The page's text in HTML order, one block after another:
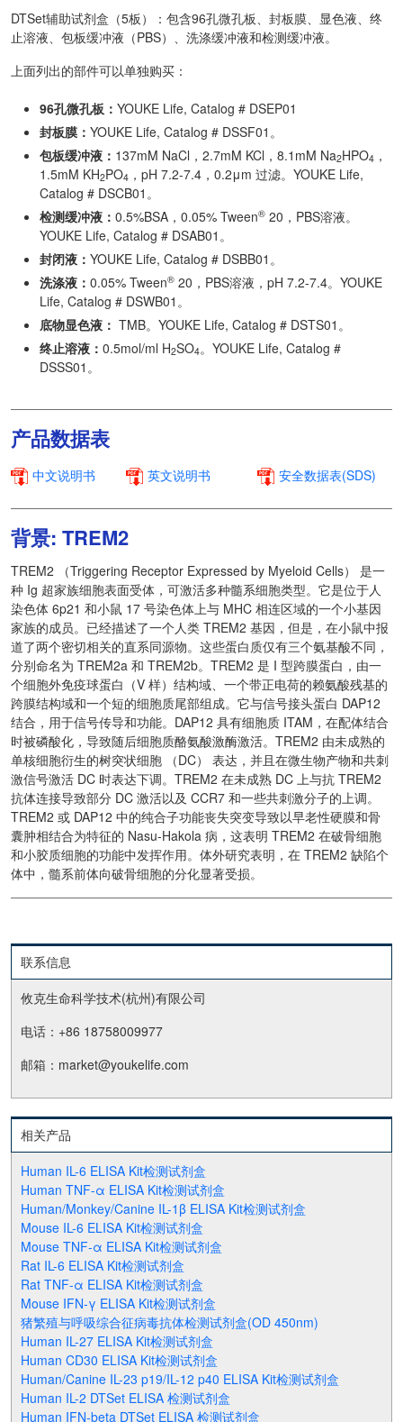
DTSet辅助试剂盒（5板）：包含96孔微孔板、封板膜、显色液、终
止溶液、包板缓冲液（PBS）、洗涤缓冲液和检测缓冲液。
上面列出的部件可以单独购买：
96孔微孔板： YOUKE Life, Catalog # DSEP01
封板膜： YOUKE Life, Catalog # DSSF01。
包板缓冲液： 137mM NaCl，2.7mM KCl，8.1mM Na2HPO4 ，
1.5mM KH2PO4 ，pH 7.2-7.4，0.2μm 过滤。YOUKE Life,
Catalog # DSCB01。
检测缓冲液： 0.5%BSA，0.05% Tween® 20，PBS溶液。
YOUKE Life, Catalog # DSAB01。
封闭液： YOUKE Life, Catalog # DSBB01。
洗涤液： 0.05% Tween® 20，PBS溶液，pH 7.2-7.4。YOUKE
Life, Catalog # DSWB01。
底物显色液： TMB。YOUKE Life, Catalog # DSTS01。
终止溶液： 0.5mol/ml H2SO4。YOUKE Life, Catalog #
DSSS01。
产品数据表
中文说明书 英文说明书 安全数据表(SDS)
背景: TREM2
TREM2 （Triggering Receptor Expressed by Myeloid Cells） 是一
种 Ig 超家族细胞表面受体，可激活多种髓系细胞类型。它是位于人
染色体 6p21 和小鼠 17 号染色体上与 MHC 相连区域的一个小基因
家族的成员。已经描述了一个人类 TREM2 基因，但是，在小鼠中报
道了两个密切相关的直系同源物。这些蛋白质仅有三个氨基酸不同，
分别命名为 TREM2a 和 TREM2b。TREM2 是 I 型跨膜蛋白，由一
个细胞外免疫球蛋白（V 样）结构域、一个带正电荷的赖氨酸残基的
跨膜结构域和一个短的细胞质尾部组成。它与信号接头蛋白 DAP12
结合，用于信号传导和功能。DAP12 具有细胞质 ITAM，在配体结合
时被磷酸化，导致随后细胞质酪氨酸激酶激活。TREM2 由未成熟的
单核细胞衍生的树突状细胞 （DC） 表达，并且在微生物产物和共刺
激信号激活 DC 时表达下调。TREM2 在未成熟 DC 上与抗 TREM2
抗体连接导致部分 DC 激活以及 CCR7 和一些共刺激分子的上调。
TREM2 或 DAP12 中的纯合子功能丧失突变导致以早老性硬膜和骨
囊肿相结合为特征的 Nasu-Hakola 病，这表明 TREM2 在破骨细胞
和小胶质细胞的功能中发挥作用。体外研究表明，在 TREM2 缺陷个
体中，髓系前体向破骨细胞的分化显著受损。
联系信息
攸克生命科学技术(杭州)有限公司
电话：+86 18758009977
邮箱：market@youkelife.com
相关产品
Human IL-6 ELISA Kit检测试剂盒
Human TNF-α ELISA Kit检测试剂盒
Human/Monkey/Canine IL-1β ELISA Kit检测试剂盒
Mouse IL-6 ELISA Kit检测试剂盒
Mouse TNF-α ELISA Kit检测试剂盒
Rat IL-6 ELISA Kit检测试剂盒
Rat TNF-α ELISA Kit检测试剂盒
Mouse IFN-γ ELISA Kit检测试剂盒
猪繁殖与呼吸综合征病毒抗体检测试剂盒(OD 450nm)
Human IL-27 ELISA Kit检测试剂盒
Human CD30 ELISA Kit检测试剂盒
Human/Canine IL-23 p19/IL-12 p40 ELISA Kit检测试剂盒
Human IL-2 DTSet ELISA 检测试剂盒
Human IFN-beta DTSet ELISA 检测试剂盒